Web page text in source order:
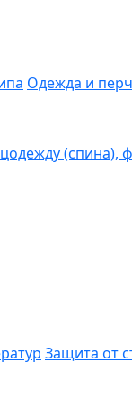
Одежда и
(спина),
Защита от